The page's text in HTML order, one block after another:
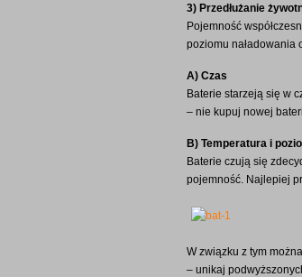
3) Przedłużanie
Pojemność
poziomu naładowania
A) Czas
Baterie starzeją się w
– nie kupuj nowej
B) Temperatura i
Baterie czują się
pojemność. Najlepiej
W związku z tym
– unikaj